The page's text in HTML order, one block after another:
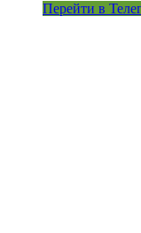
Перейти в